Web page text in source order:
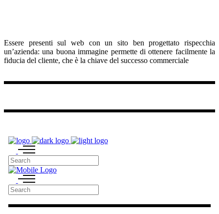
Essere presenti sul web con un sito ben progettato rispecchia
un’azienda: una buona immagine permette di ottenere facilmente la
fiducia del cliente, che è la chiave del successo commerciale
M
M